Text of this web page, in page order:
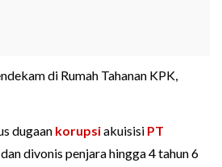
di Rumah Tahanan KPK,
dugaan korupsiakuisisi PT
dan divonis penjara hingga 4 tahun 6